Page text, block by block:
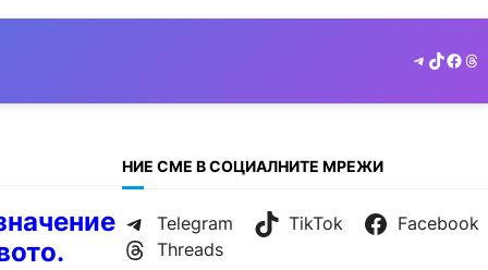
Telegram
TikTok
НИЕ СМЕ В СОЦИАЛНИТЕ МРЕЖИ
Telegram TikTok
Facebook
Threads